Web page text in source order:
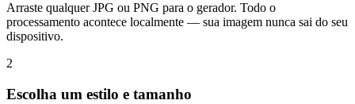
Arraste qualquer JPG ou PNG para o gerador. Todo o
processamento acontece localmente — sua imagem nunca sai do seu
dispositivo.
2
Escolha um estilo e tamanho